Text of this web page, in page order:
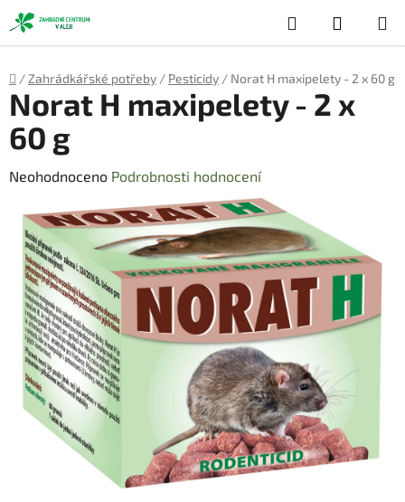
Přejít
na
obsah
Hledat
KOŠÍK
Domů
/ Zahrádkářské potřeby / Pesticidy / Norat H maxipelety - 2 x 60 g
Norat H maxipelety - 2 x
60 g
Průměrné
produktu
0,0
hvězdiček.
Neohodnoceno Podrobnosti hodnocení